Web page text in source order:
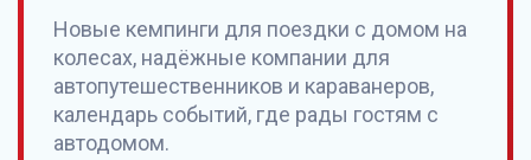
Новые кемпинги для поездки с домом на
колесах, надёжные компании для
автопутешественников и караванеров,
календарь событий, где рады гостям с
автодомом.